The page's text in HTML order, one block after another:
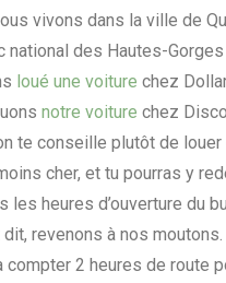
vivons dans la ville de
national des Hautes-
loué une voiture chez Dollar
notre voiture chez
te conseille plutôt de louer
cher, et tu pourras y
les heures d’ouverture du
revenons à nos
compter 2 heures de route